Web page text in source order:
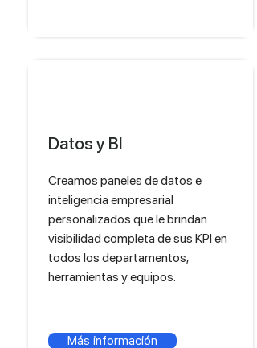
Datos y BI
Creamos paneles de datos e
inteligencia empresarial
personalizados que le brindan
visibilidad completa de sus KPI en
todos los departamentos,
herramientas y equipos.
Más información